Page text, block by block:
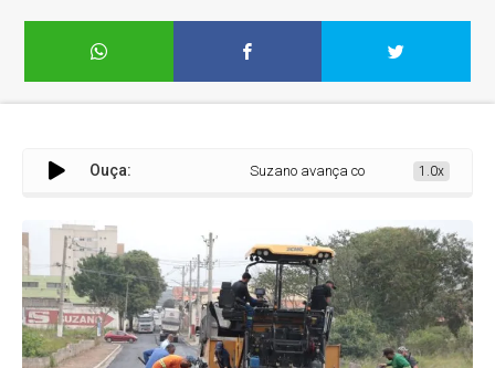
Ouça: Suzano avança com asfalto na Vila
1.0x